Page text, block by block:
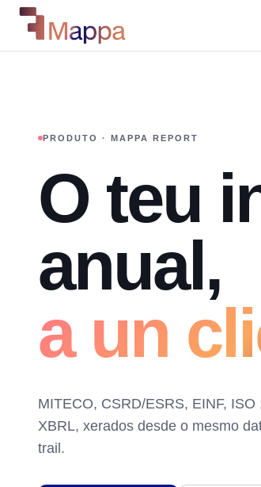
PRODUTO · MAPPA REPORT
O teu
anual,
a un
MITECO, CSRD/ESRS, EINF,
XBRL, xerados desde o mesmo
trail.